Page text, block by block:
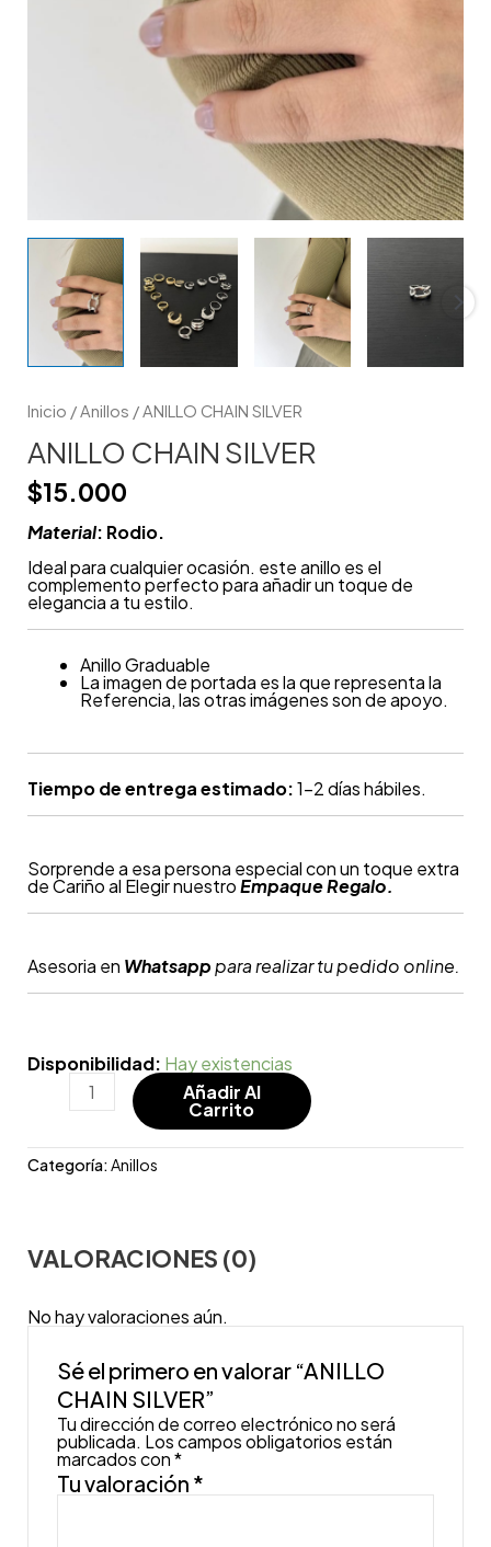
Inicio / Anillos / ANILLO CHAIN SILVER
ANILLO CHAIN SILVER
$15.000
Material: Rodio.
Ideal para cualquier ocasión. este anillo es el
complemento perfecto para añadir un toque de
elegancia a tu estilo.
Anillo Graduable
La imagen de portada es la que representa la
Referencia, las otras imágenes son de apoyo.
Tiempo de entrega estimado:1-2 días hábiles.
Sorprende a esa persona especial con un toque extra
de Cariño al Elegir nuestroEmpaque Regalo.
Asesoria en Whatsapppara realizar tu pedido online.
Disponibilidad: Hay existencias
Añadir Al
Carrito
Categoría:Anillos
VALORACIONES (0)
No hay valoraciones aún.
Sé el primero en valorar “ANILLO
CHAIN SILVER”
Tu dirección de correo electrónico no será
publicada. Los campos obligatorios están
marcados con*
Tu valoración *